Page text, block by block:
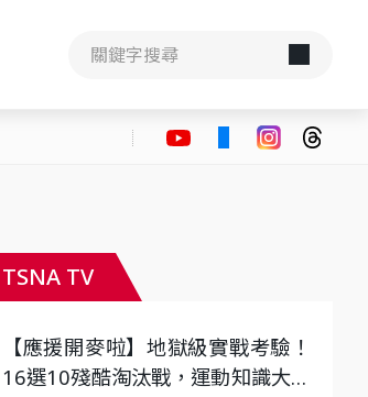
TSNA TV
【應援開麥啦】地獄級實戰考驗！
16選10殘酷淘汰戰，運動知識大會